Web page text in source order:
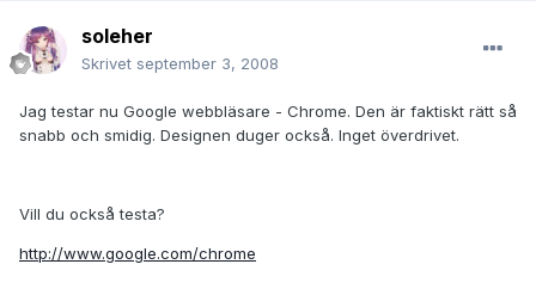
soleher
Skrivet september 3, 2008
Jag testar nu Google webbläsare - Chrome. Den är faktiskt rätt så
snabb och smidig. Designen duger också. Inget överdrivet.
Vill du också testa?
http://www.google.com/chrome